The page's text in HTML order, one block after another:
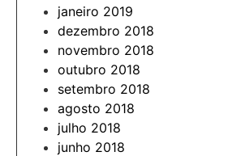
janeiro 2019
dezembro 2018
novembro 2018
outubro 2018
setembro 2018
agosto 2018
julho 2018
junho 2018